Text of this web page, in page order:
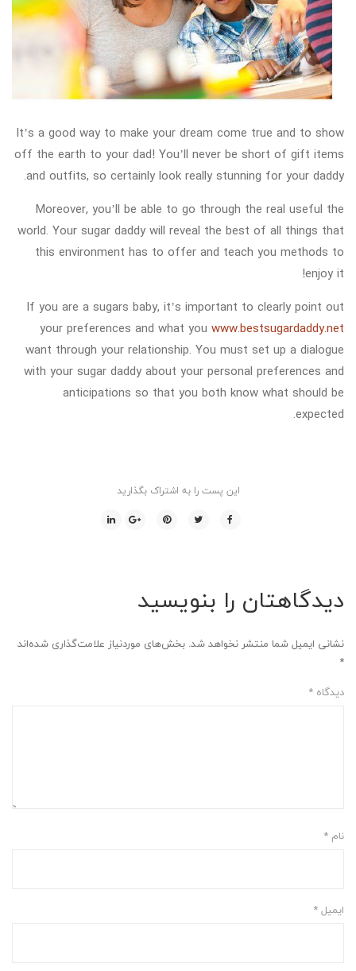
It’s a good way to make your dream come true and to show
off the earth to your dad! You’ll never be short of gift items
and outfits, so certainly look really stunning for your daddy.
Moreover, you’ll be able to go through the real useful the
world. Your sugar daddy will reveal the best of all things that
this environment has to offer and teach you methods to
enjoy it!
If you are a sugars baby, it’s important to clearly point out
your preferences and what you www.bestsugardaddy.net
want through your relationship. You must set up a dialogue
with your sugar daddy about your personal preferences and
anticipations so that you both know what should be
expected.
این پست را به اشتراک بگذارید
دیدگاهتان را بنویسید
نشانی ایمیل شما منتشر نخواهد شد. بخش‌های موردنیاز علامت‌گذاری شده‌اند
*
دیدگاه *
نام *
ایمیل*